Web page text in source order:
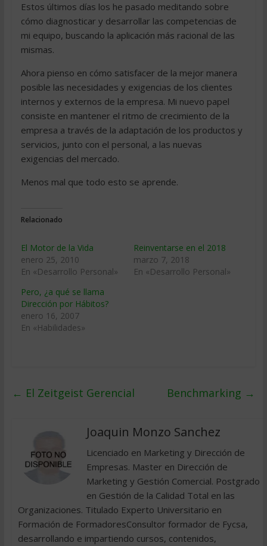
Estos últimos días los he pasado meditando sobre
cómo diagnosticar y desarrollar las competencias de
mi equipo, buscando la aplicación más racional de las
mismas.
Ahora pienso en cómo satisfacer de la mejor manera
posible las necesidades y exigencias de los clientes
internos y externos de la empresa. Mi nuevo papel
consiste en mantener el ritmo de crecimiento de la
empresa a través de la adaptación de los productos y
servicios, junto con el personal, a las nuevas
exigencias del mercado.
Menos mal que todo esto se aprende.
Relacionado
El Motor de la Vida
enero 25, 2010
En «Desarrollo Personal»
Reinventarse en el 2018
marzo 7, 2018
En «Desarrollo Personal»
Pero, ¿a qué se llama
Dirección por Hábitos?
enero 16, 2007
En «Habilidades»
← El Zeitgeist Gerencial Benchmarking →
Joaquin Monzo Sanchez
Licenciado en Marketing y Dirección de
Empresas. Master en Dirección de
Marketing y Gestión Comercial. Postgrado
en Gestión de la Calidad Total en las
Organizaciones. Titulado Experto Universitario en
Formación de FormadoresConsultor formador de Fycsa,
desarrollando e impartiendo cursos, contenidos,